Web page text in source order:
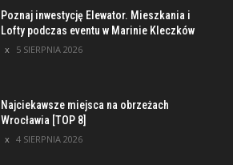
Poznaj inwestycję Elewator. Mieszkania i
Lofty podczas eventu w Marinie Kleczków
5 SIERPNIA 2026
Najciekawsze miejsca na obrzeżach
Wrocławia [TOP 8]
4 SIERPNIA 2026